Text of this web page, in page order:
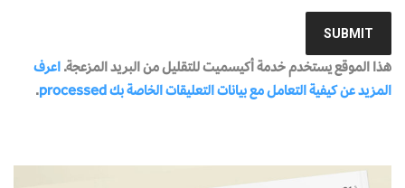
هذا الموقع يستخدم خدمة أكيسميت للتقليل من البريد المزعجة. اعرف
المزيد عن كيفية التعامل مع بيانات التعليقات الخاصة بك processed
.